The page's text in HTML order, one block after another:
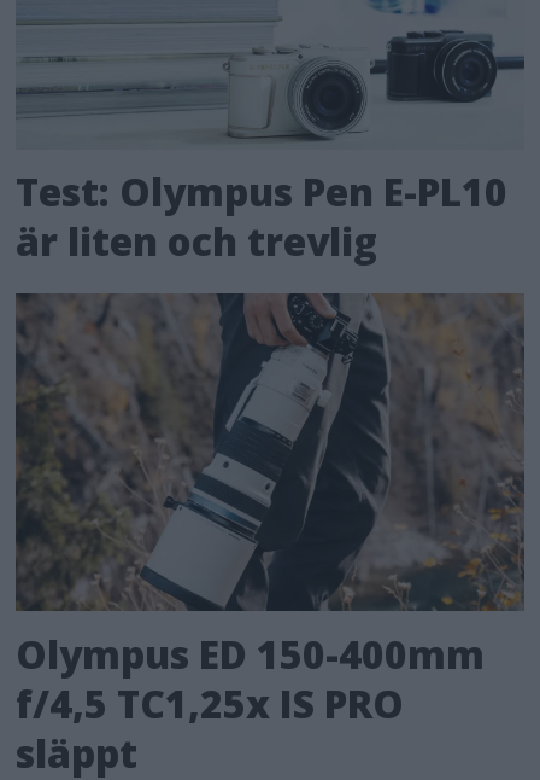
Test: Olympus Pen E-PL10
är liten och trevlig
Olympus ED 150-400mm
f/4,5 TC1,25x IS PRO
släppt